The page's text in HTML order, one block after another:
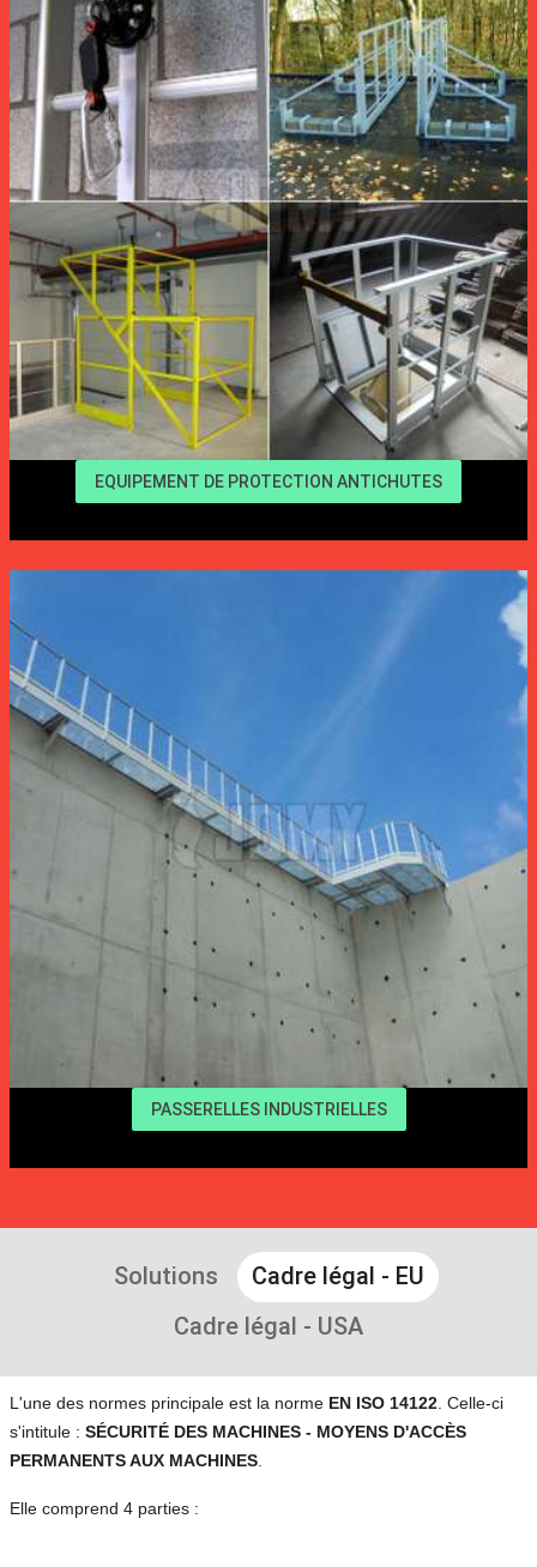
EQUIPEMENT DE PROTECTION ANTICHUTES
PASSERELLES INDUSTRIELLES
Solutions
Cadre légal - EU
Cadre légal - USA
L'une des normes principale est la norme EN ISO 14122 . Celle-ci
s'intitule : SÉCURITÉ DES MACHINES - MOYENS D'ACCÈS
PERMANENTS AUX MACHINES
Elle comprend 4 parties :